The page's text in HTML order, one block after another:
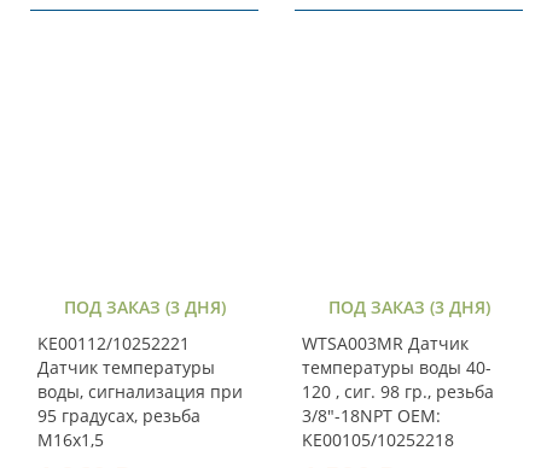
ПОД ЗАКАЗ (3 ДНЯ)
KE00112/10252221
Датчик температуры
воды, сигнализация при
95 градусах, резьба
M16x1,5
ПОД ЗАКАЗ (3 ДНЯ)
WTSA003MR Датчик
температуры воды 40-
120 , сиг. 98 гр., резьба
3/8"-18NPT OEM:
KE00105/10252218